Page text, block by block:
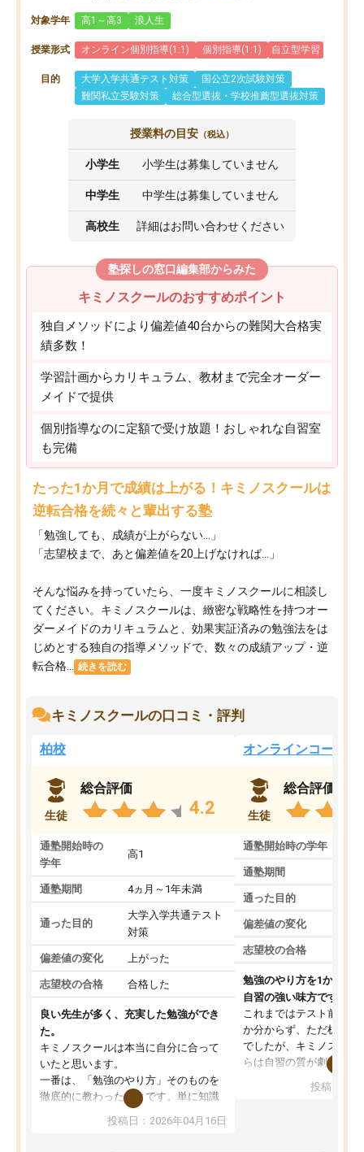
対象学年 高1～高3 浪人生
授業形式 オンライン個別指導(1:1) 個別指導(1:1) 自立型学習
目的 大学入学共通テスト対策
国公立2次試験対策
難関私立受験対策
総合型選抜・学校推薦型選抜対策
授業料の目安 （税込）
小学生 小学生は募集していません
中学生 中学生は募集していません
高校生 詳細はお問い合わせください
塾探しの窓口編集部からみた
キミノスクールのおすすめポイント
独自メソッドにより偏差値40台からの難関大合格実
績多数！
学習計画からカリキュラム、教材まで完全オーダー
メイドで提供
個別指導なのに定額で受け放題！おしゃれな自習室
も完備
たった1か月で成績は上がる！キミノスクールは
逆転合格を続々と輩出する塾
「勉強しても、成績が上がらない…」
「志望校まで、あと偏差値を20上げなければ…」
そんな悩みを持っていたら、一度キミノスクールに相談し
てください。キミノスクールは、緻密な戦略性を持つオー
ダーメイドのカリキュラムと、効果実証済みの勉強法をは
じめとする独自の指導メソッドで、数々の成績アップ・逆
転合格...
続きを読む
キミノスクールの口コミ・評判
柏校
生徒
総合評価
4.2
通塾開始時の
学年
高1
通塾期間 4ヵ月～1年未満
通った目的
大学入学共通テスト
対策
偏差値の変化 上がった
志望校の合格 合格した
良い先生が多く、充実した勉強ができ
た。
キミノスクールは本当に自分に合って
いたと思います。
一番は、「勉強のやり方」そのものを
徹底的に教わったことです。単に知識
を詰め込むのではなく、自学自習の習
慣が身につくよう並走してくれるの
投稿日：2026年04月16日
オンラインコース
生徒
総合評価
通塾開始時の学年
通塾期間
通った目的
偏差値の変化
志望校の合格
勉強のやり方を1から教
自習の強い味方です。
これまではテスト前に何
か分からず、ただ机に座
でしたが、キミノスクー
らは自習の質が劇的に変
を明確にしてくれるの
投稿日：